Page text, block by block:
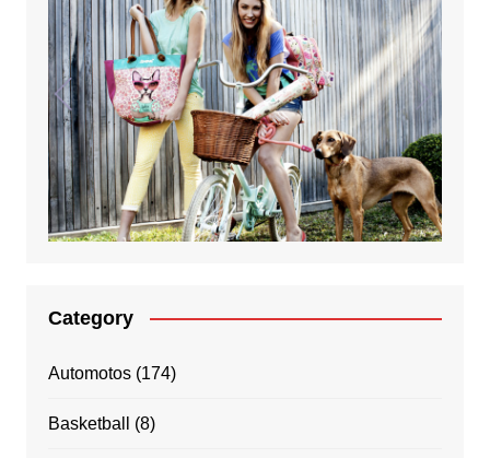
Category
Automotos(174)
Basketball (8)